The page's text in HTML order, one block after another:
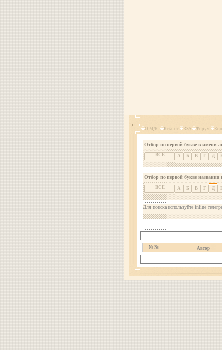
О МДС Каталог RSS Форум
Отбор по первой букве в имени
ВСЕ А Б В Г Д
Отбор по первой букве названия
ВСЕ А Б В Г Д
Для поиска используйте inline
№ № Автор